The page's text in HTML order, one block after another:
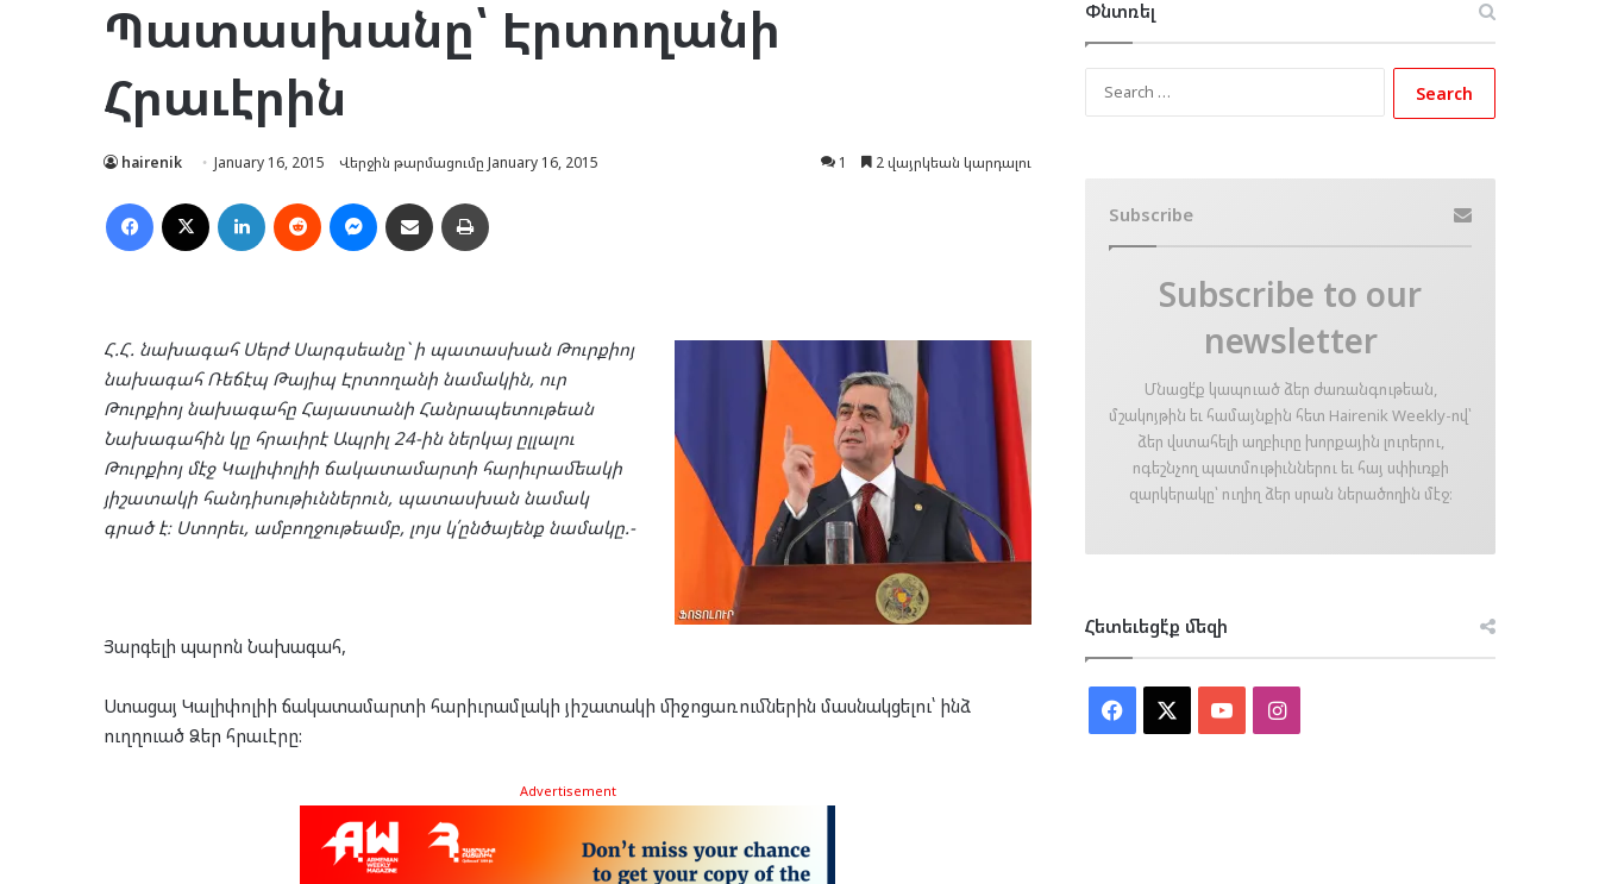
Պատասխանը՝ Էրտողանի
Հրաւէրին
hairenik January 16, 2015 Վերջին թարմացումը January 16, 2015 1 2 վայրկեան կարդալու
Facebook LinkedIn Reddit MessengerՈւղարկել նամակ
Հ.Հ. նախագահ Սերժ Սարգսեանը` ի պատասխան Թուրքիոյ
նախագահ Ռեճէպ Թայիպ Էրտողանի նամակին, ուր
Թուրքիոյ նախագահը Հայաստանի Հանրապետութեան
Նախագահին կը հրաւիրէ Ապրիլ 24-ին ներկայ ըլլալու
Թուրքիոյ մէջ Կալիփոլիի ճակատամարտի հարիւրամեակի
յիշատակի հանդիսութիւններուն, պատասխան նամակ
գրած է։ Ստորեւ, ամբողջութեամբ, լոյս կ՛ընծայենք նամակը.-
Յարգելի պարոն Նախագահ,
Ստացայ Կալիփոլիի ճակատամարտի հարիւրամլակի յիշատակի միջոցառումներին մասնակցելու՝ ինձ
ուղղուած Ձեր հրաւէրը:
Advertisement
Փնտռել
Subscribe
Subscribe to our
newsletter
Մնացէ՛ք կապուած ձեր ժառանգութեան,
մշակոյթին եւ համայնքին հետ Hairenik Weekly-ով՝
ձեր վստահելի աղբիւրը խորքային լուրերու,
ոգեշնչող պատմութիւններու եւ հայ սփիւռքի
զարկերակը՝ ուղիղ ձեր սրան ներածողին մէջ։
Հետեւեցէ՛ք մեզի
Facebook YouTubeInstagram